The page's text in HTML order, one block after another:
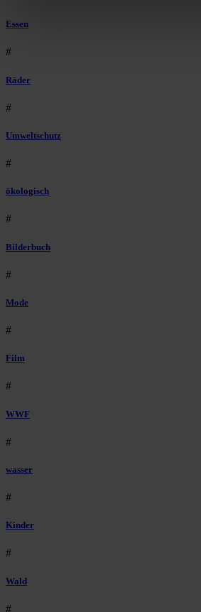
Essen
#
Räder
#
Umweltschutz
#
ökologisch
#
Bilderbuch
#
Mode
#
Film
#
WWF
#
wasser
#
Kinder
#
Wald
#